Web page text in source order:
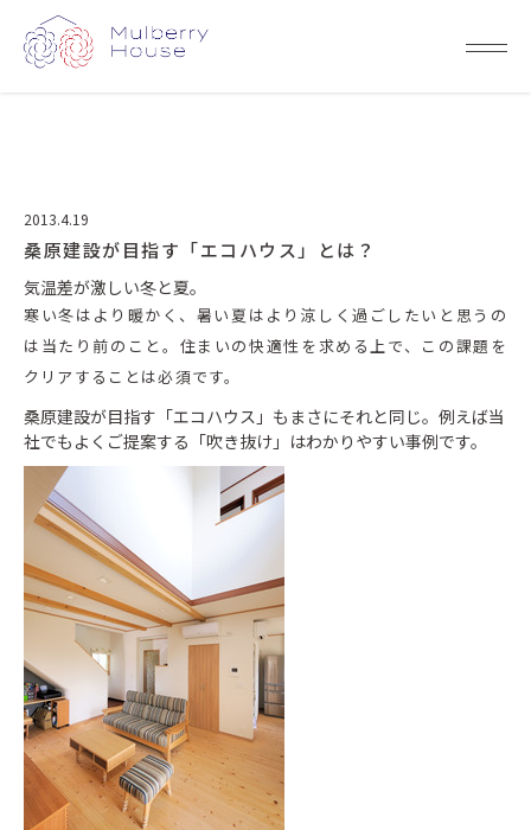
2013.4.19
桑原建設が目指す「エコハウス」とは？
気温差が激しい冬と夏。
寒い冬はより暖かく、暑い夏はより涼しく過ごしたいと思うの
は当たり前のこと。住まいの快適性を求める上で、この課題を
クリアすることは必須です。
桑原建設が目指す「エコハウス」もまさにそれと同じ。 例えば当
社でもよくご提案する「吹き抜け」はわかりやすい事例です。